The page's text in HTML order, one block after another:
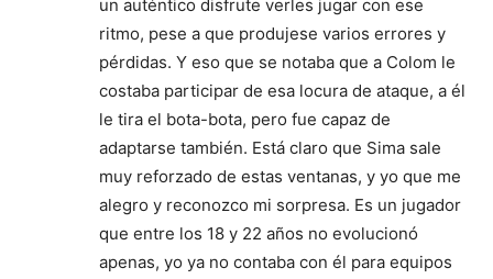
un auténtico disfrute verles jugar con ese
ritmo, pese a que produjese varios errores y
pérdidas. Y eso que se notaba que a Colom le
costaba participar de esa locura de ataque, a él
le tira el bota-bota, pero fue capaz de
adaptarse también. Está claro que Sima sale
muy reforzado de estas ventanas, y yo que me
alegro y reconozco mi sorpresa. Es un jugador
que entre los 18 y 22 años no evolucionó
apenas, yo ya no contaba con él para equipos